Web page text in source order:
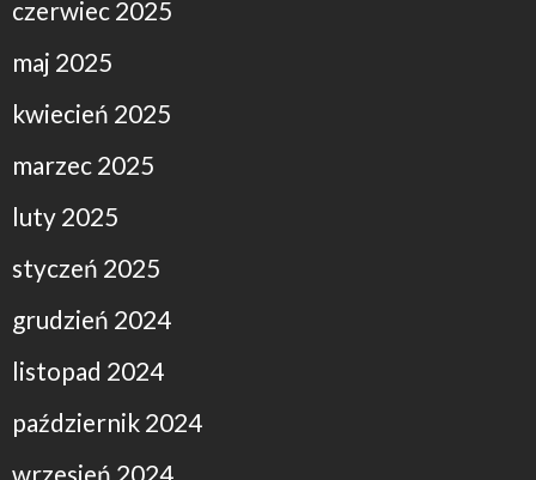
czerwiec 2025
maj 2025
kwiecień 2025
marzec 2025
luty 2025
styczeń 2025
grudzień 2024
listopad 2024
październik 2024
wrzesień 2024